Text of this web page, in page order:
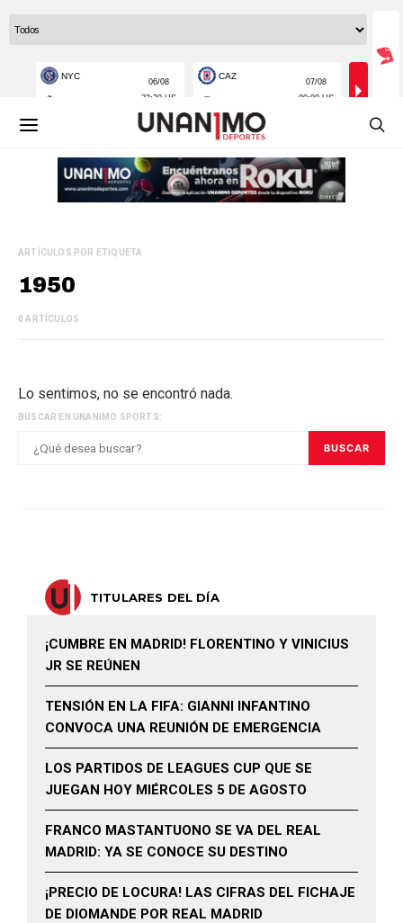
ARTÍCULOS POR ETIQUETA
1950
0 ARTÍCULOS
Lo sentimos, no se encontró nada.
BUSCAR EN UNANIMO SPORTS:
BUSCAR
TITULARES DEL DÍA
¡CUMBRE EN MADRID! FLORENTINO Y VINICIUS
JR SE REÚNEN
TENSIÓN EN LA FIFA: GIANNI INFANTINO
CONVOCA UNA REUNIÓN DE EMERGENCIA
LOS PARTIDOS DE LEAGUES CUP QUE SE
JUEGAN HOY MIÉRCOLES 5 DE AGOSTO
FRANCO MASTANTUONO SE VA DEL REAL
MADRID: YA SE CONOCE SU DESTINO
¡PRECIO DE LOCURA! LAS CIFRAS DEL FICHAJE
DE DIOMANDE POR REAL MADRID